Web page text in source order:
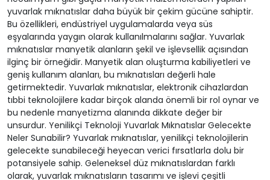
yuvarlak mıknatıslar daha büyük bir çekim gücüne sahiptir.
Bu özellikleri, endüstriyel uygulamalarda veya süs
eşyalarında yaygın olarak kullanılmalarını sağlar. Yuvarlak
mıknatıslar manyetik alanların şekil ve işlevsellik açısından
ilginç bir örneğidir. Manyetik alan oluşturma kabiliyetleri ve
geniş kullanım alanları, bu mıknatısları değerli hale
getirmektedir. Yuvarlak mıknatıslar, elektronik cihazlardan
tıbbi teknolojilere kadar birçok alanda önemli bir rol oynar ve
bu nedenle manyetizma alanında dikkate değer bir
unsurdur. Yenilikçi Teknoloji Yuvarlak Mıknatıslar Gelecekte
Neler Sunabilir? Yuvarlak mıknatıslar, yenilikçi teknolojilerin
gelecekte sunabileceği heyecan verici fırsatlarla dolu bir
potansiyele sahip. Geleneksel düz mıknatıslardan farklı
olarak, yuvarlak mıknatısların tasarımı ve işlevi çeşitli